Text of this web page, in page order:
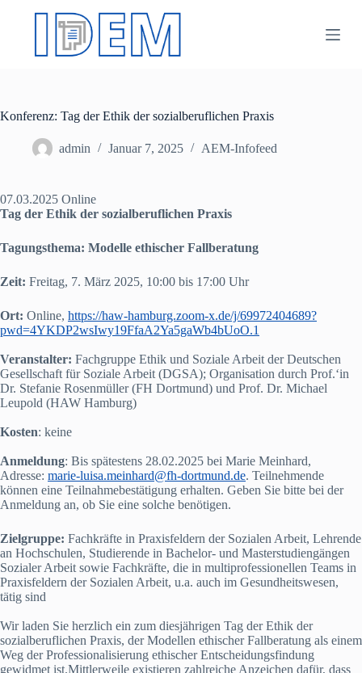
l
n
g
n
Konferenz: Tag der Ethik der sozialberuflichen Praxis
admin Januar 7, 2025 AEM-Infofeed
07.03.2025 Online
Tag der Ethik der sozialberuflichen Praxis
Tagungsthema: Modelle ethischer Fallberatung
Zeit: Freitag, 7. März 2025, 10:00 bis 17:00 Uhr
Ort: Online, https://haw-hamburg.zoom-x.de/j/69972404689?
pwd=4YKDP2wsIwy19FfaA2Ya5gaWb4bUoO.1
Veranstalter: Fachgruppe Ethik und Soziale Arbeit der Deutschen
Gesellschaft für Soziale Arbeit (DGSA); Organisation durch Prof.‘in
Dr. Stefanie Rosenmüller (FH Dortmund) und Prof. Dr. Michael
Leupold (HAW Hamburg)
Kosten: keine
Anmeldung: Bis spätestens 28.02.2025 bei Marie Meinhard,
Adresse: marie-luisa.meinhard@fh-dortmund.de. Teilnehmende
können eine Teilnahmebestätigung erhalten. Geben Sie bitte bei der
Anmeldung an, ob Sie eine solche benötigen.
Zielgruppe: Fachkräfte in Praxisfeldern der Sozialen Arbeit, Lehrende
an Hochschulen, Studierende in Bachelor- und Masterstudiengängen
Sozialer Arbeit sowie Fachkräfte, die in multiprofessionellen Teams in
Praxisfeldern der Sozialen Arbeit, u.a. auch im Gesundheitswesen,
tätig sind
Wir laden Sie herzlich ein zum diesjährigen Tag der Ethik der
sozialberuflichen Praxis, der Modellen ethischer Fallberatung als einem
Weg der Professionalisierung ethischer Entscheidungsfindung
gewidmet ist.Mittlerweile existieren zahlreiche Anzeichen dafür, dass